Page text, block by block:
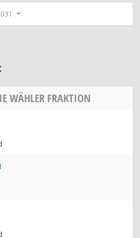
WÄHLER FRAKTION